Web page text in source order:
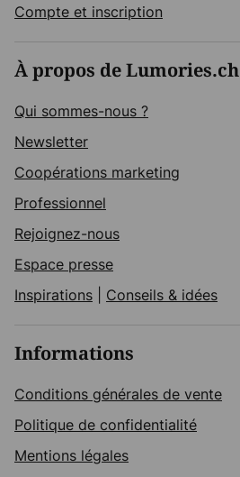
Compte et inscription
À propos de Lumories.ch
Qui sommes-nous ?
Newsletter
Coopérations marketing
Professionnel
Rejoignez-nous
Espace presse
Inspirations
Conseils & idées
Informations
Conditions générales de vente
Politique de confidentialité
Mentions légales